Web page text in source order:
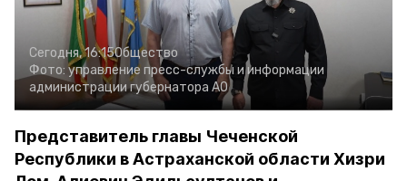
Сегодня, 16:15Общество
Фото: управление пресс-службы и информации
администрации губернатора АО
Представитель главы Чеченской
Республики в Астраханской области Хизри